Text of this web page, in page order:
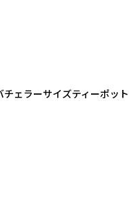
ェラーサイズティーポット